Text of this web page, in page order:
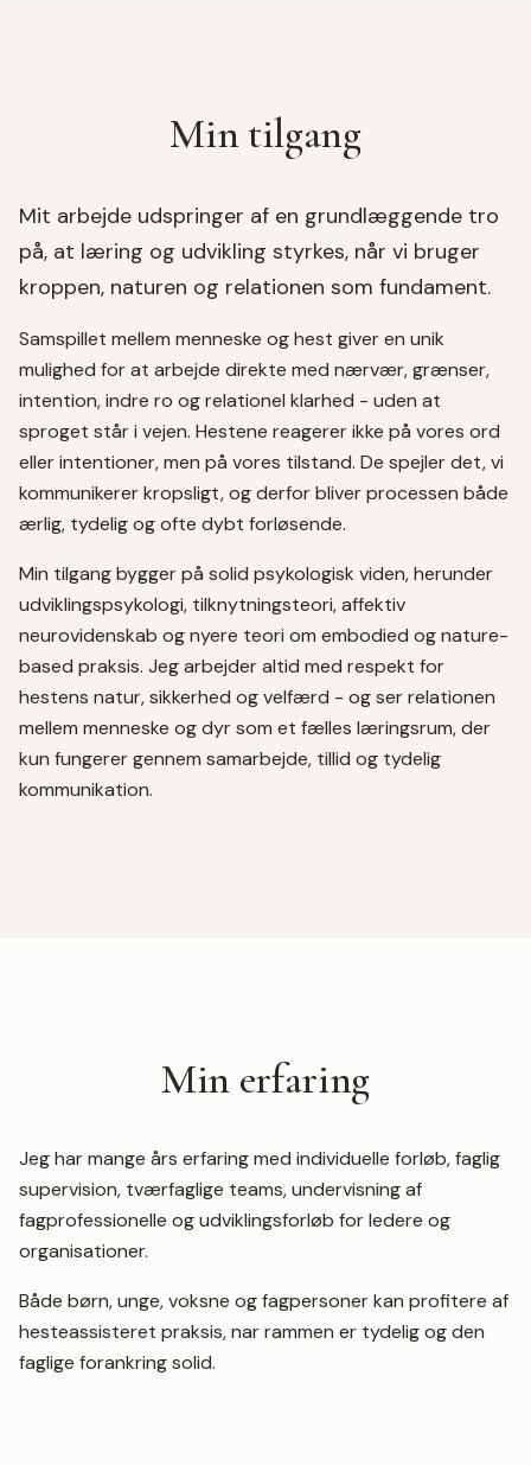
Min tilgang
Mit arbejde udspringer af en grundlæggende tro
på, at læring og udvikling styrkes, når vi bruger
kroppen, naturen og relationen som fundament.
Samspillet mellem menneske og hest giver en unik
mulighed for at arbejde direkte med nærvær, grænser,
intention, indre ro og relationel klarhed - uden at
sproget står i vejen. Hestene reagerer ikke på vores ord
eller intentioner, men på vores tilstand. De spejler det, vi
kommunikerer kropsligt, og derfor bliver processen både
ærlig, tydelig og ofte dybt forløsende.
Min tilgang bygger på solid psykologisk viden, herunder
udviklingspsykologi, tilknytningsteori, affektiv
neurovidenskab og nyere teori om embodied og nature-
based praksis. Jeg arbejder altid med respekt for
hestens natur, sikkerhed og velfærd - og ser relationen
mellem menneske og dyr som et fælles læringsrum, der
kun fungerer gennem samarbejde, tillid og tydelig
kommunikation.
Min erfaring
Jeg har mange års erfaring med individuelle forløb, faglig
supervision, tværfaglige teams, undervisning af
fagprofessionelle og udviklingsforløb for ledere og
organisationer.
Både børn, unge, voksne og fagpersoner kan profitere af
hesteassisteret praksis, nar rammen er tydelig og den
faglige forankring solid.